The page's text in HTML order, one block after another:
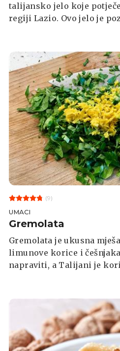
talijansko jelo koje
regiji Lazio. Ovo jelo je
namirnica, a kako je
Gastronomici, saznajte u
Vodimo vas u jedan mali
Zagrebu i otkrivamo
(9)
UMACI
Gremolata
Gremolata je ukusna
limunove korice i
napraviti, a Talijani je
sastojak tradicionalnog
alla milanese.